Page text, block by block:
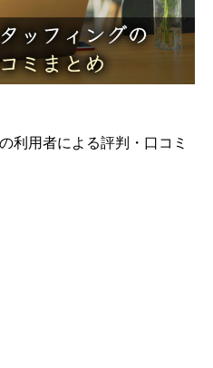
利用者による評判・口コミ